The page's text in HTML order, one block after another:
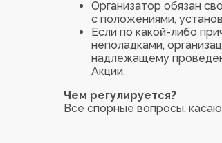
Организатор обязан
с положениями,
Если по какой-либо
неполадками,
надлежащему
Акции.
Чем регулируется?
Все спорные вопросы,